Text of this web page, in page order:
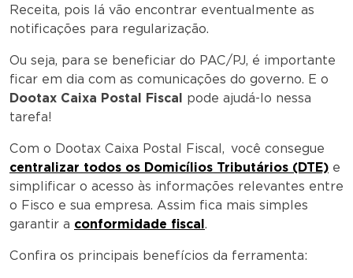
Receita, pois lá vão encontrar eventualmente as
notificações para regularização.
Ou seja, para se beneficiar do PAC/PJ, é importante
ficar em dia com as comunicações do governo. E o
Dootax Caixa Postal Fiscal
pode ajudá-lo nessa
tarefa!
Com o Dootax Caixa Postal Fiscal, você consegue
centralizar todos os Domicílios Tributários (DTE) e
simplificar o acesso às informações relevantes entre
o Fisco e sua empresa. Assim fica mais simples
garantir a conformidade fiscal .
Confira os principais benefícios da ferramenta: